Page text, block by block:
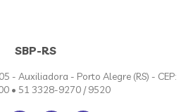
SBP-RS
- Auxiliadora - Porto Alegre (RS) - CEP:
• 51 3328-9270 / 9520